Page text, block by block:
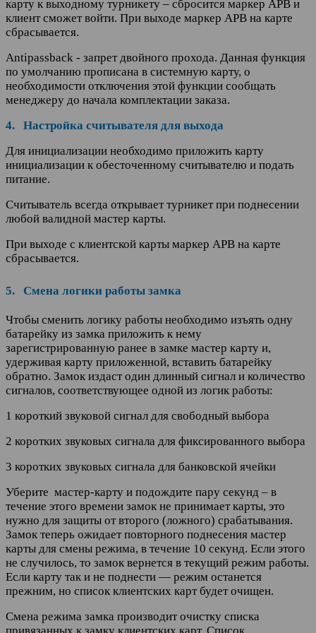
карту к выходному турникету – сбросится маркер APB и
клиент сможет войти. При выходе маркер APB на карте
сбрасывается.
Antipassback - запрет двойного прохода. Данная функция
по умолчанию прописана в системную карту, о
необходимости отключения этой функции сообщать
менеджеру до начала комплектации заказа.
4. Настройка считывателя для выхода
Для инициализации необходимо приложить карту
инициализации к обесточенному считывателю и подать
питание.
Считыватель всегда открывает турникет при поднесении
любой валидной мастер карты.
При выходе с клиентской карты маркер APB на карте
сбрасывается.
5. Смена логики работы замка
Чтобы сменить логику работы необходимо изъять одну
батарейку из замка приложить к нему
зарегистрированную ранее в замке мастер карту и,
удерживая карту приложенной, вставить батарейку
обратно. Замок издаст один длинный сигнал и количество
сигналов, соответствующее одной из логик работы:
1 короткий звуковой сигнал для свободный выбора
2 коротких звуковых сигнала для фиксированного выбора
3 коротких звуковых сигнала для банковской ячейки
Уберите мастер-карту и подождите пару секунд – в
течение этого времени замок не принимает карты, это
нужно для защиты от второго (ложного) срабатывания.
Замок теперь ожидает повторного поднесения мастер
карты для смены режима, в течение 10 секунд. Если этого
не случилось, то замок вернется в текущий режим работы.
Если карту так и не поднести — режим останется
прежним, но список клиентских карт будет очищен.
Смена режима замка производит очистку списка